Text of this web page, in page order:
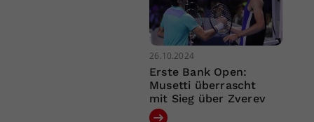
26.10.2024
Erste Bank Open:
Musetti überrascht
mit Sieg über Zverev